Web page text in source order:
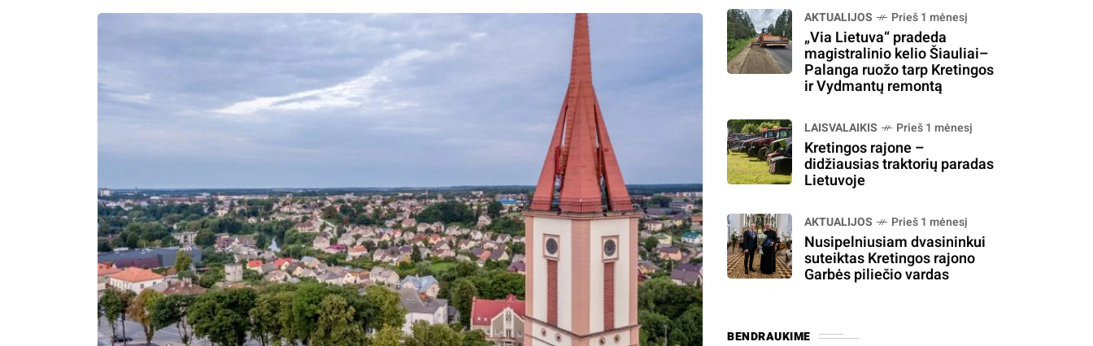
AKTUALIJOS Prieš 1 mėnesį
„Via Lietuva“ pradeda
magistralinio kelio Šiauliai–
Palanga ruožo tarp Kretingos
ir Vydmantų remontą
LAISVALAIKIS Prieš 1 mėnesį
Kretingos rajone –
didžiausias traktorių paradas
Lietuvoje
AKTUALIJOS Prieš 1 mėnesį
Nusipelniusiam dvasininkui
suteiktas Kretingos rajono
Garbės piliečio vardas
BENDRAUKIME